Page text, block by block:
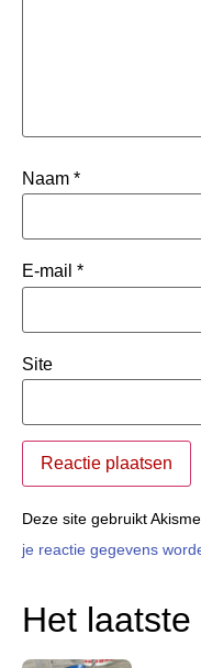
Naam *
E-mail *
Site
Deze site gebruikt
je reactie gegevens
Het